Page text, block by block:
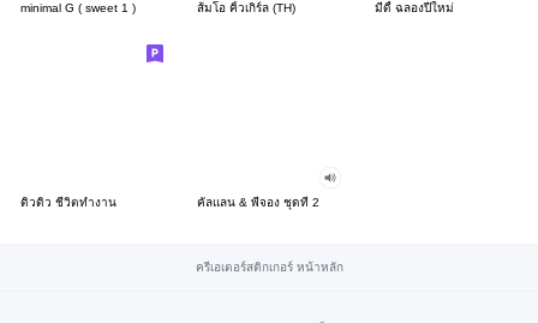
minimal G ( sweet 1 ) ส้มโอ คิ้วเกิร์ล (TH) มีดี้ ฉลองปีใหม่
ดิวดิว ชีวิตทำงาน คัลแลน & พี่จอง ชุดที่ 2
ครีเอเตอร์สติกเกอร์ หน้าหลัก